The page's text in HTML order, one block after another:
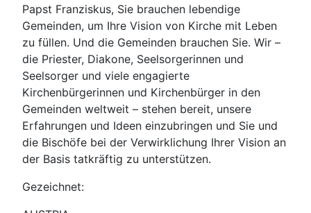
Papst Franziskus, Sie brauchen lebendige
Gemeinden, um Ihre Vision von Kirche mit Leben
zu füllen. Und die Gemeinden brauchen Sie. Wir –
die Priester, Diakone, Seelsorgerinnen und
Seelsorger und viele engagierte
Kirchenbürgerinnen und Kirchenbürger in den
Gemeinden weltweit – stehen bereit, unsere
Erfahrungen und Ideen einzubringen und Sie und
die Bischöfe bei der Verwirklichung Ihrer Vision an
der Basis tatkräftig zu unterstützen.
Gezeichnet: